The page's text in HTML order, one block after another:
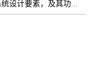
液氮管路输送系统设计要素，及其功能开发